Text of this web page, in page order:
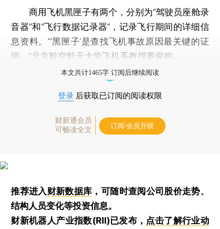
商用飞机黑匣子有两个，分别为“驾驶员座舱录
音器”和“飞行数据记录器”，记录飞行期间的详细信
息资料。“‘黑匣子’是查找飞机事故原因最关键的证
据。”北京航空航天大学飞机系教授黄俊称。
本文共计1465字 订阅后继续阅读
登录 后获取已订阅的阅读权限
财新通会员
可畅读全文
订阅/会员升级
推荐进入财新数据库 ，可随时查阅公司股价走势、
结构人员变化等投资信息。
财新机器人产业指数(RII)已发布， 点击了解行业动